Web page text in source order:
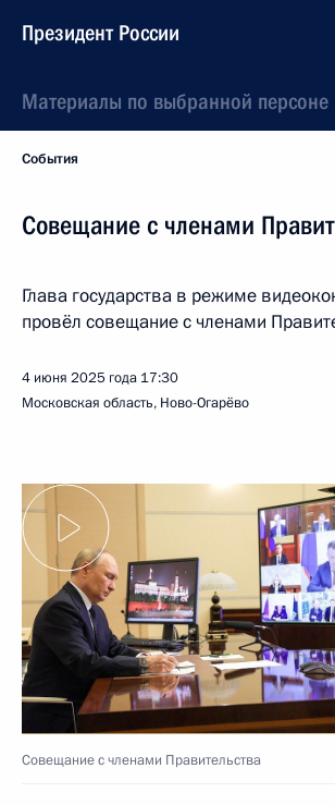
Президент России
Материалы по выбранной персоне
События
Совещание с членами
Глава государства в режиме
провёл совещание с членами
4 июня 2025 года 17:30
Московская область, Ново-Огарёво
Совещание с членами Правительства